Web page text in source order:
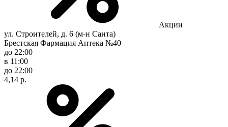
Акции
ул. Строителей, д. 6 (м-н Санта)
Брестская Фармация Аптека №40
до 22:00
в 11:00
до 22:00
4,14 р.